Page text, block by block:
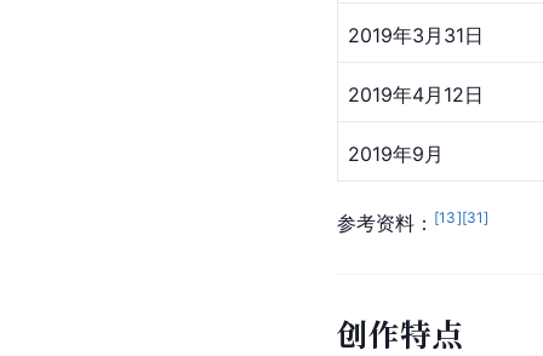
2019年3月31日
2019年4月12日
2019年9月
参考资料： [13][31]
创作特点